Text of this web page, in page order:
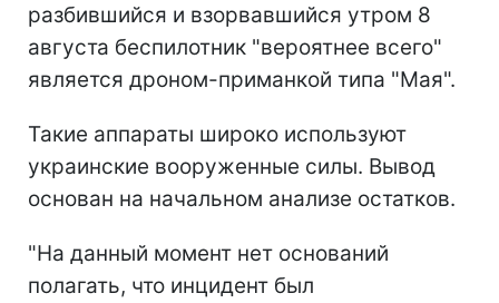
разбившийся и взорвавшийся утром 8
августа беспилотник "вероятнее всего"
является дроном-приманкой типа "Мая".
Такие аппараты широко используют
украинские вооруженные силы. Вывод
основан на начальном анализе остатков.
"На данный момент нет оснований
полагать, что инцидент был